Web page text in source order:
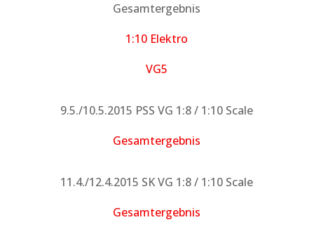
Gesamtergebnis
1:10 Elektro
VG5
9.5./10.5.2015 PSS VG 1:8 / 1:10 Scale
Gesamtergebnis
11.4./12.4.2015 SK VG 1:8 / 1:10 Scale
Gesamtergebnis